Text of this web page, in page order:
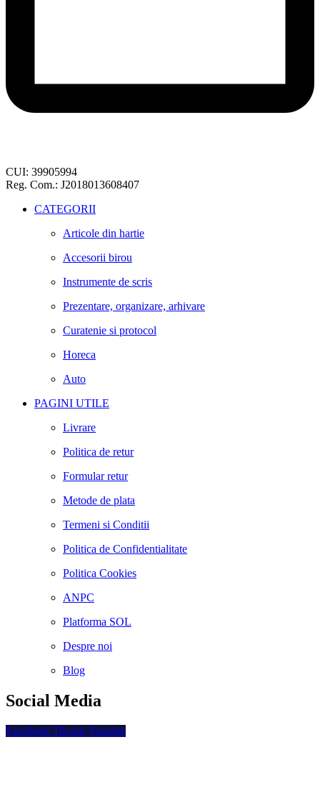
CUI: 39905994
Reg. Com.: J2018013608407
CATEGORII
Articole din hartie
Accesorii birou
Instrumente de scris
Prezentare, organizare, arhivare
Curatenie si protocol
Horeca
Auto
PAGINI UTILE
Livrare
Politica de retur
Formular retur
Metode de plata
Termeni si Conditii
Politica de Confidentialitate
Politica Cookies
ANPC
Platforma SOL
Despre noi
Blog
Social Media
Facebook Tik-tokYoutube